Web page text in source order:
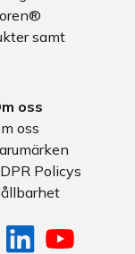
samt
oss
oss
Policys